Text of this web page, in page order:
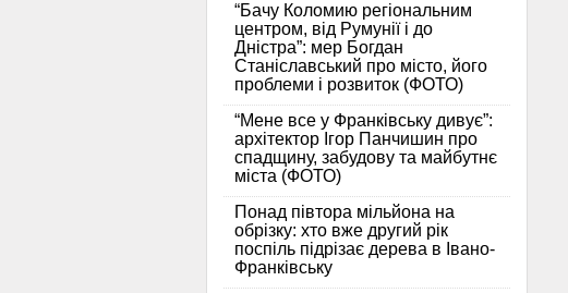
“Бачу Коломию регіональним
центром, від Румунії і до
Дністра”: мер Богдан
Станіславський про місто, його
проблеми і розвиток (ФОТО)
“Мене все у Франківську дивує”:
архітектор Ігор Панчишин про
спадщину, забудову та майбутнє
міста (ФОТО)
Понад півтора мільйона на
обрізку: хто вже другий рік
поспіль підрізає дерева в Івано-
Франківську